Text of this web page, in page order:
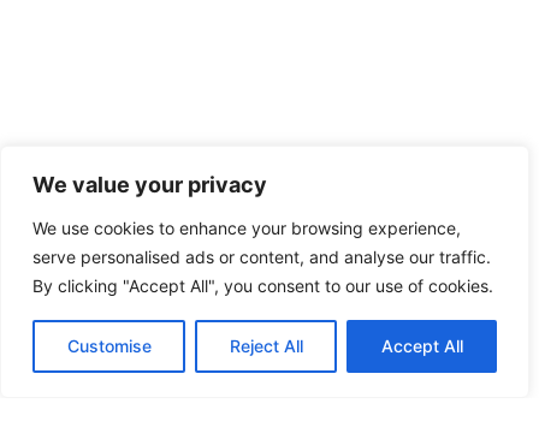
We value your privacy
We use cookies to enhance your browsing experience,
serve personalised ads or content, and analyse our traffic.
By clicking "Accept All", you consent to our use of cookies.
Customise Reject All Accept All